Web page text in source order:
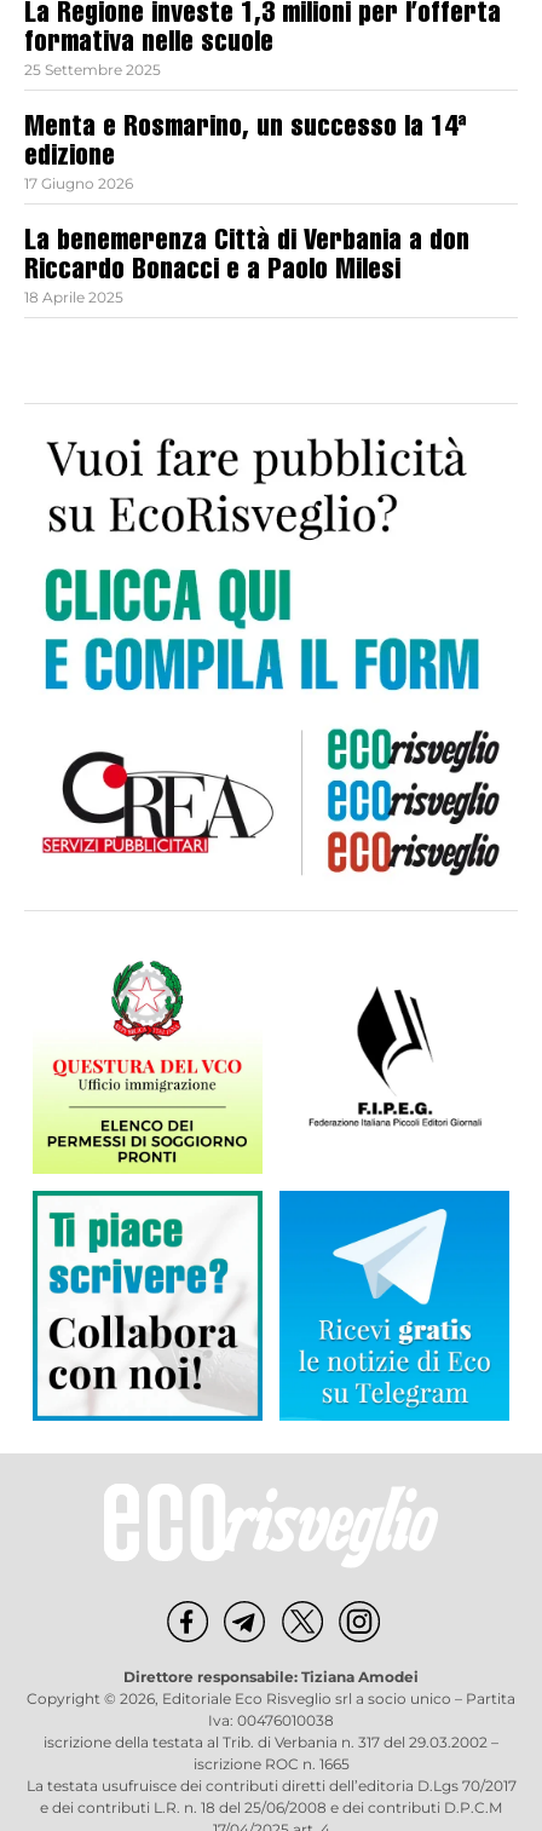
La Regione investe 1,3 milioni per l’offerta
formativa nelle scuole
25 Settembre 2025
Menta e Rosmarino, un successo la 14ª
edizione
17 Giugno 2026
La benemerenza Città di Verbania a don
Riccardo Bonacci e a Paolo Milesi
18 Aprile 2025
Direttore responsabile: Tiziana Amodei
Copyright © 2026, Editoriale Eco Risveglio srl a socio unico – Partita
Iva: 00476010038
iscrizione della testata al Trib. di Verbania n. 317 del 29.03.2002 –
iscrizione ROC n. 1665
La testata usufruisce dei contributi diretti dell’editoria D.Lgs 70/2017
e dei contributi L.R. n. 18 del 25/06/2008 e dei contributi D.P.C.M